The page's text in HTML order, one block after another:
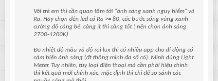
Với trẻ em thì cần quan tâm tới "ánh sáng xanh nguy hiểm" và
Ra. Hãy chọn đèn led có Ra >= 80, các bước sóng vùng xanh
cường độ càng bé, càng ít thì càng tốt ( nên chọn ánh sáng
2700-4200K)
Đo nhiệt độ màu và độ rọi lux thì có nhiều app cho di động có
cảm biến ánh sáng (đt thông minh đa số có). Mình dùng Light
Meter. Tuy nhiên, tùy loại điện thoại mà cần phải hiệu chỉnh
thì kết quả mới chính xác, mặc định thì chỉ để so sánh các